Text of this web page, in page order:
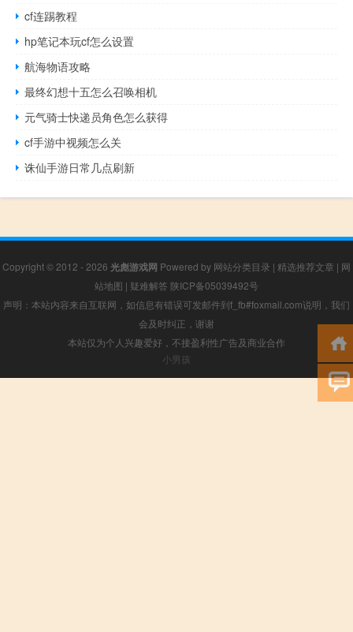
cf连踢教程
hp笔记本玩cf怎么设置
航海物语攻略
最终幻想十五怎么召唤相机
元气骑士快递员角色怎么获得
cf手游中视频怎么关
诛仙手游日常几点刷新
Copyright © 2012 - 2026 光彪游戏网 Powered by 网站分类目录 | 精选推荐文章 | 网
站地图 | 疑难解答 陕ICP备05039492号
声明：本站内容来自互联网，如信息有错误可发邮件到f_fb#foxmail.com说明，我们
会及时纠正，谢谢
本站仅为个人兴趣爱好，不接盈利性广告及商业合作
小男孩